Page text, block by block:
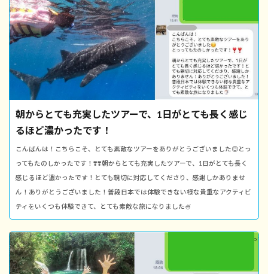
朝からとても充実したツアーで、1日がとても長く感じ
るほど濃かったです！
こんばんは！こちらこそ、とても素敵なツアーをありがとうございました😊とっ
ってもたのしかったです！❣️❣️朝からとても充実したツアーで、1日がとても長く
感じるほど濃かったです！とても親切に対応してくださり、感謝しかありませ
ん！ありがとうございました！普段日本では体験できない様な貴重なアクティビ
ティをいくつも体験できて、とても素敵な旅になりました🍧